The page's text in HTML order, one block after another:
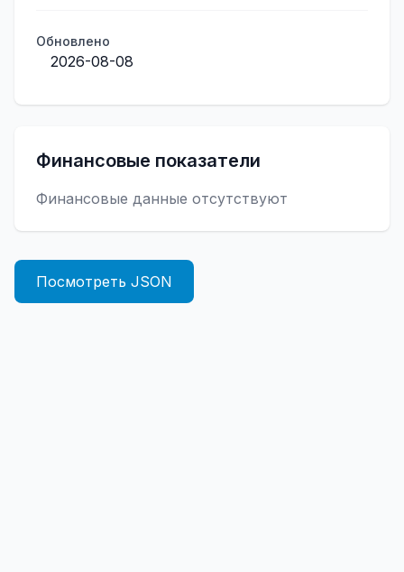
Обновлено
2026-08-08
Финансовые показатели
Финансовые данные отсутствуют
Посмотреть JSON